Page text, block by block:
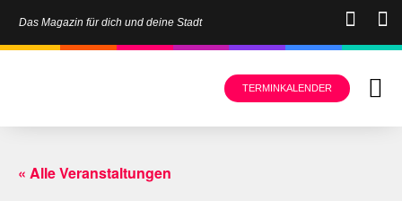
Das Magazin für dich und deine Stadt
TERMINKALENDER
« Alle Veranstaltungen